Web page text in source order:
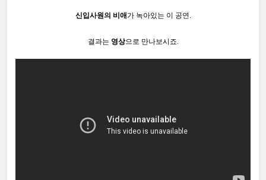
신입사원의 비애 가 녹아있는 이 공연.
결과는 영상으로 만나보시죠.